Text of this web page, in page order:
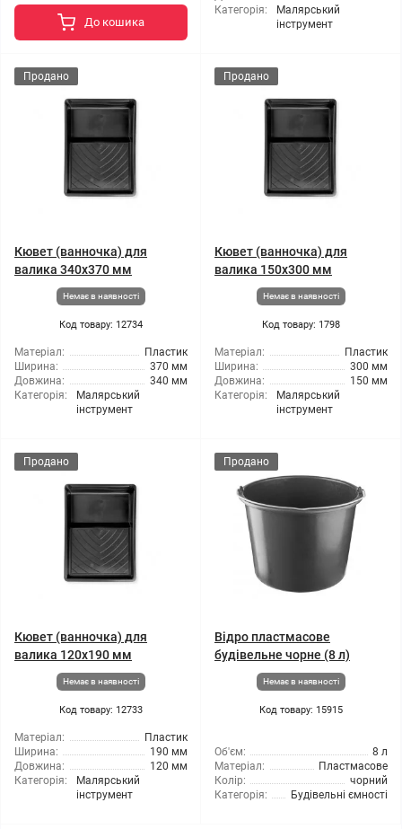
До кошика
Категорія:
Малярський
інструмент
Продано
Кювет (ванночка) для
валика 340x370 мм
Немає в наявності
Код товару: 12734
Матеріал:
Пластик
Ширина:
370 мм
Довжина:
340 мм
Категорія:
Малярський
інструмент
Продано
Кювет (ванночка) для
валика 150x300 мм
Немає в наявності
Код товару: 1798
Матеріал:
Пластик
Ширина:
300 мм
Довжина:
150 мм
Категорія:
Малярський
інструмент
Продано
Кювет (ванночка) для
валика 120x190 мм
Немає в наявності
Код товару: 12733
Матеріал:
Пластик
Ширина:
190 мм
Довжина:
120 мм
Категорія:
Малярський
інструмент
Продано
Відро пластмасове
будівельне чорне (8 л)
Немає в наявності
Код товару: 15915
Об'єм:
8 л
Матеріал:
Пластмасове
Колір:
чорний
Категорія:
Будівельні ємності